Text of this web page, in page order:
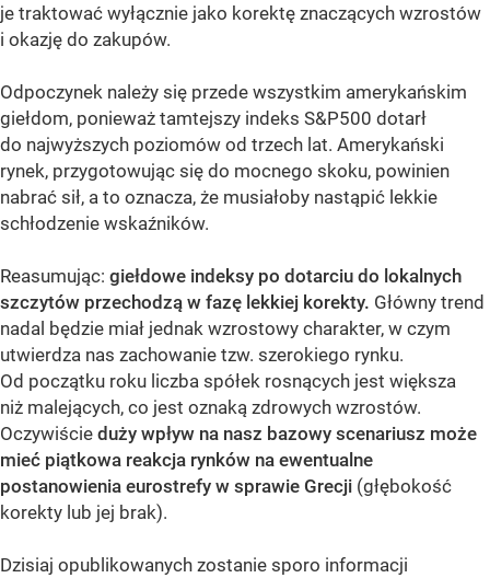
je traktować wyłącznie jako korektę znaczących wzrostów
i okazję do zakupów.
Odpoczynek należy się przede wszystkim amerykańskim
giełdom, ponieważ tamtejszy indeks S&P500 dotarł
do najwyższych poziomów od trzech lat. Amerykański
rynek, przygotowując się do mocnego skoku, powinien
nabrać sił, a to oznacza, że musiałoby nastąpić lekkie
schłodzenie wskaźników.
Reasumując: giełdowe indeksy po dotarciu do lokalnych
szczytów przechodzą w fazę lekkiej korekty. Główny trend
nadal będzie miał jednak wzrostowy charakter, w czym
utwierdza nas zachowanie tzw. szerokiego rynku.
Od początku roku liczba spółek rosnących jest większa
niż malejących, co jest oznaką zdrowych wzrostów.
Oczywiście duży wpływ na nasz bazowy scenariusz może
mieć piątkowa reakcja rynków na ewentualne
postanowienia eurostrefy w sprawie Grecji (głębokość
korekty lub jej brak).
Dzisiaj opublikowanych zostanie sporo informacji